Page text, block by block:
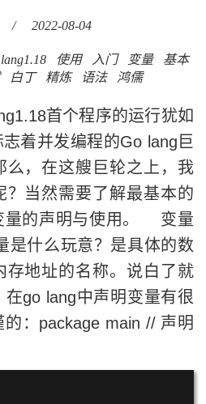
/ 2022-08-04
lang1.18 使用 入门 变量
基本
白丁 精炼 语法 鸿儒
首个程序的运行犹如
着并发编程的Go lang巨
么，在这艘巨轮之上，我
？当然需要了解最基本的
量的声明与使用。 变量
什么玩意？是具体的数
存地址的名称。说白了就
go lang中声明变量有很
：package main // 声明